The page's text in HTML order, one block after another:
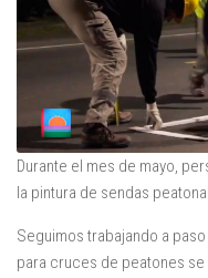
Durante el mes de mayo,
la pintura de sendas
Seguimos trabajando a
para cruces de peatones